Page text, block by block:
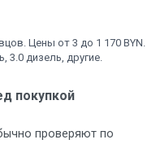
Цены от 3 до 1 170 BYN.
3.0 дизель, другие.
покупкой
проверяют по